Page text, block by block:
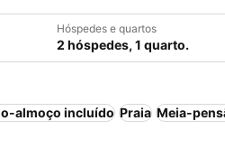
Hóspedes e quartos
2 hóspedes, 1 quarto.
almoço incluído Praia Meia-